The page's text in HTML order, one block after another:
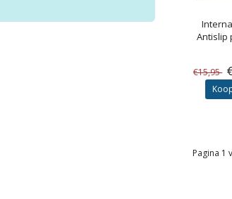
Antislip
€15,95
Pagina 1